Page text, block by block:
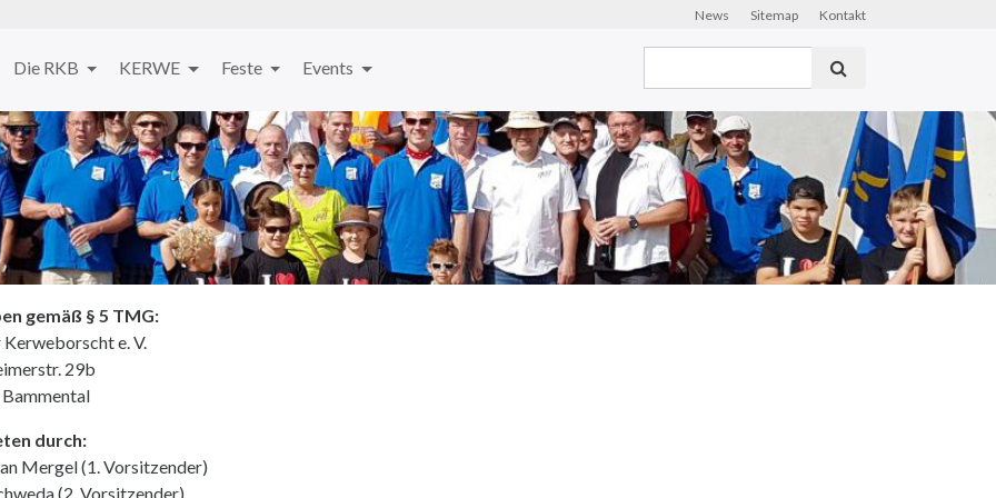
News Sitemap Kontakt
Die RKB KERWE Feste Events
gemäß § 5 TMG:
Kerweborscht e. V.
29b
durch:
Mergel (1. Vorsitzender)
(2. Vorsitzender)